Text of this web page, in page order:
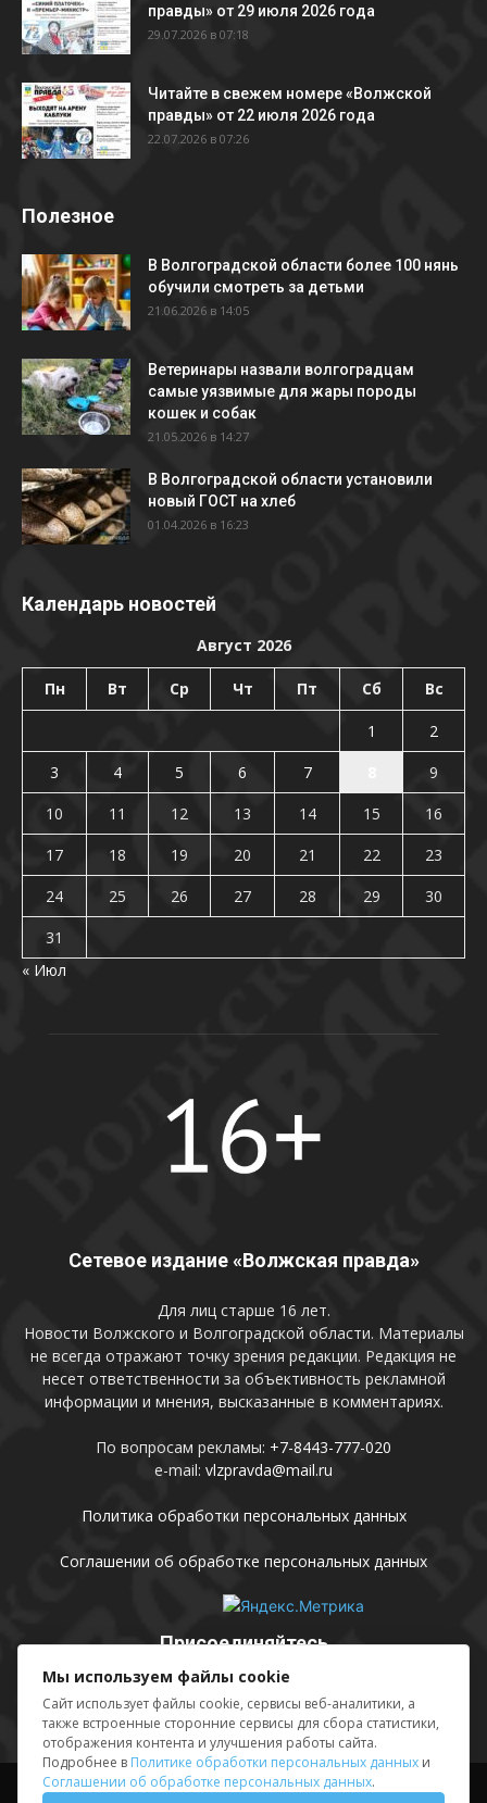
правды» от 29 июля 2026 года
29.07.2026 в 07:18
Читайте в свежем номере «Волжской
правды» от 22 июля 2026 года
22.07.2026 в 07:26
Полезное
В Волгоградской области более 100 нянь
обучили смотреть за детьми
21.06.2026 в 14:05
Ветеринары назвали волгоградцам
самые уязвимые для жары породы
кошек и собак
21.05.2026 в 14:27
В Волгоградской области установили
новый ГОСТ на хлеб
01.04.2026 в 16:23
Календарь новостей
Август 2026
Пн Вт Ср Чт Пт Сб Вс
1
2
3
4 5 6 7
9
10
11 12 13 14 15
16
17
18 19 20 21 22
23
24
25 26 27 28 29
30
31
« Июл
Сетевое издание «Волжская правда»
Для лиц старше 16 лет.
Новости Волжского и Волгоградской области. Материалы
не всегда отражают точку зрения редакции. Редакция не
несет ответственности за объективность рекламной
информации и мнения, высказанные в комментариях.
По вопросам рекламы: +7-8443-777-020
e-mail: vlzpravda@mail.ru
Политика обработки персональных данных
Соглашении об обработке персональных данных
Присоединяйтесь
Выходные данные Sing in
Мы используем файлы cookie
Сайт использует файлы cookie, сервисы веб-аналитики, а
также встроенные сторонние сервисы для сбора статистики,
отображения контента и улучшения работы сайта.
Подробнее в Политике обработки персональных данных и
Соглашении об обработке персональных данных.